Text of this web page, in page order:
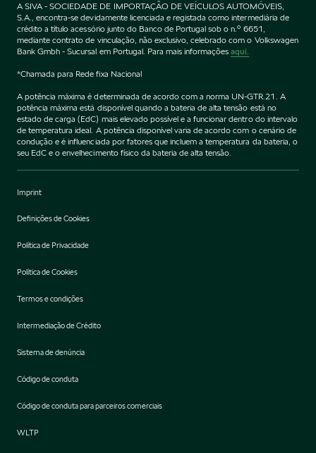
A SIVA - SOCIEDADE DE IMPORTAÇÃO DE VEÍCULOS AUTOMÓVEIS,
S.A., encontra-se devidamente licenciada e registada como intermediária de
crédito a título acessório junto do Banco de Portugal sob o n.º 6651,
mediante contrato de vinculação, não exclusivo, celebrado com o Volkswagen
Bank Gmbh - Sucursal em Portugal. Para mais informaçõesaqui.
*Chamada para Rede fixa Nacional
A potência máxima é determinada de acordo com a norma UN-GTR.21. A
potência máxima está disponível quando a bateria de alta tensão está no
estado de carga (EdC) mais elevado possível e a funcionar dentro do intervalo
de temperatura ideal. A potência disponível varia de acordo com o cenário de
condução e é influenciada por fatores que incluem a temperatura da bateria, o
seu EdC e o envelhecimento físico da bateria de alta tensão.
Imprint
Definições de Cookies
Política de Privacidade
Política de Cookies
Termos e condições
Intermediação de Crédito
Sistema de denúncia
Código de conduta
Código de conduta para parceiros comerciais
WLTP